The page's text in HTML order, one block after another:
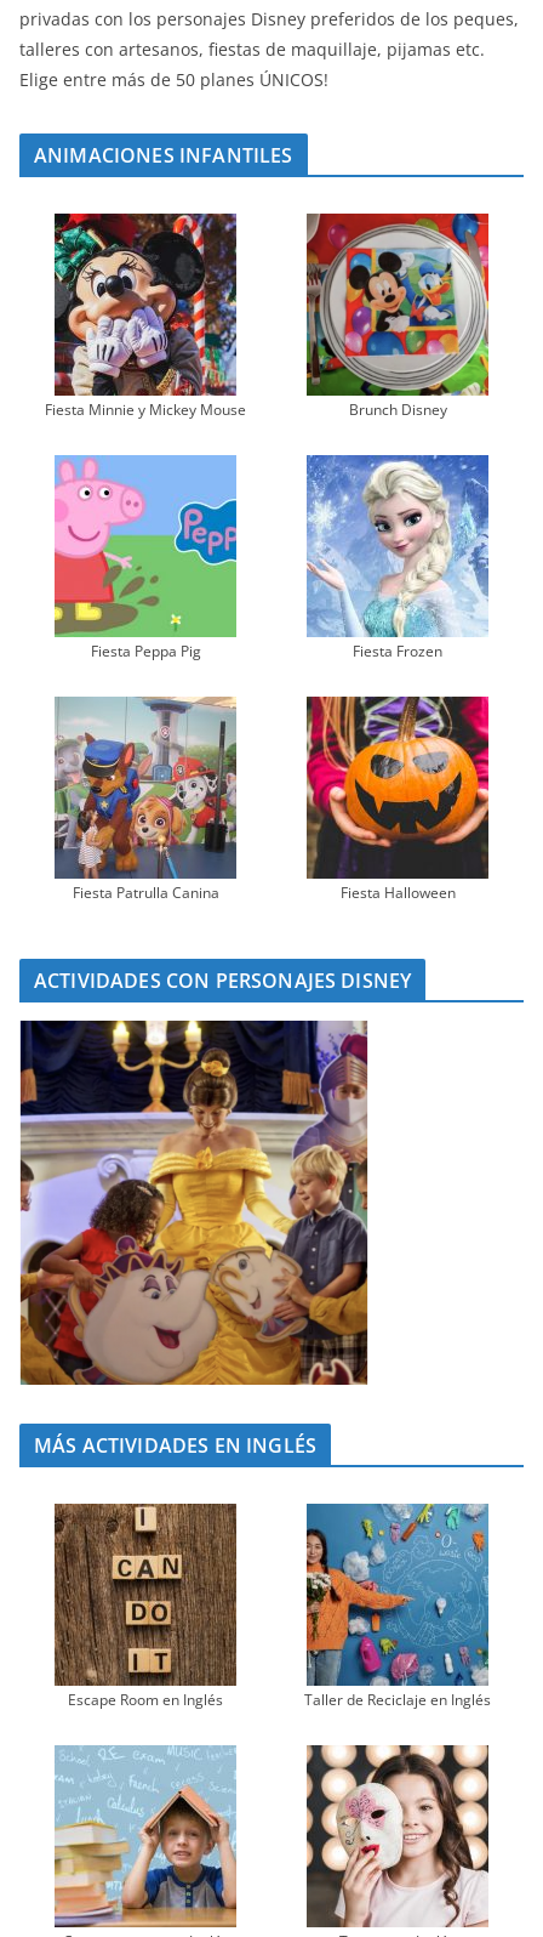
privadas con los personajes Disney preferidos de los peques,
talleres con artesanos, fiestas de maquillaje, pijamas etc.
Elige entre más de 50 planes ÚNICOS!
ANIMACIONES INFANTILES
Fiesta Minnie y Mickey Mouse Brunch Disney
Fiesta Peppa Pig Fiesta Frozen
Fiesta Patrulla Canina Fiesta Halloween
ACTIVIDADES CON PERSONAJES DISNEY
MÁS ACTIVIDADES EN INGLÉS
Escape Room en Inglés Taller de Reciclaje en Inglés